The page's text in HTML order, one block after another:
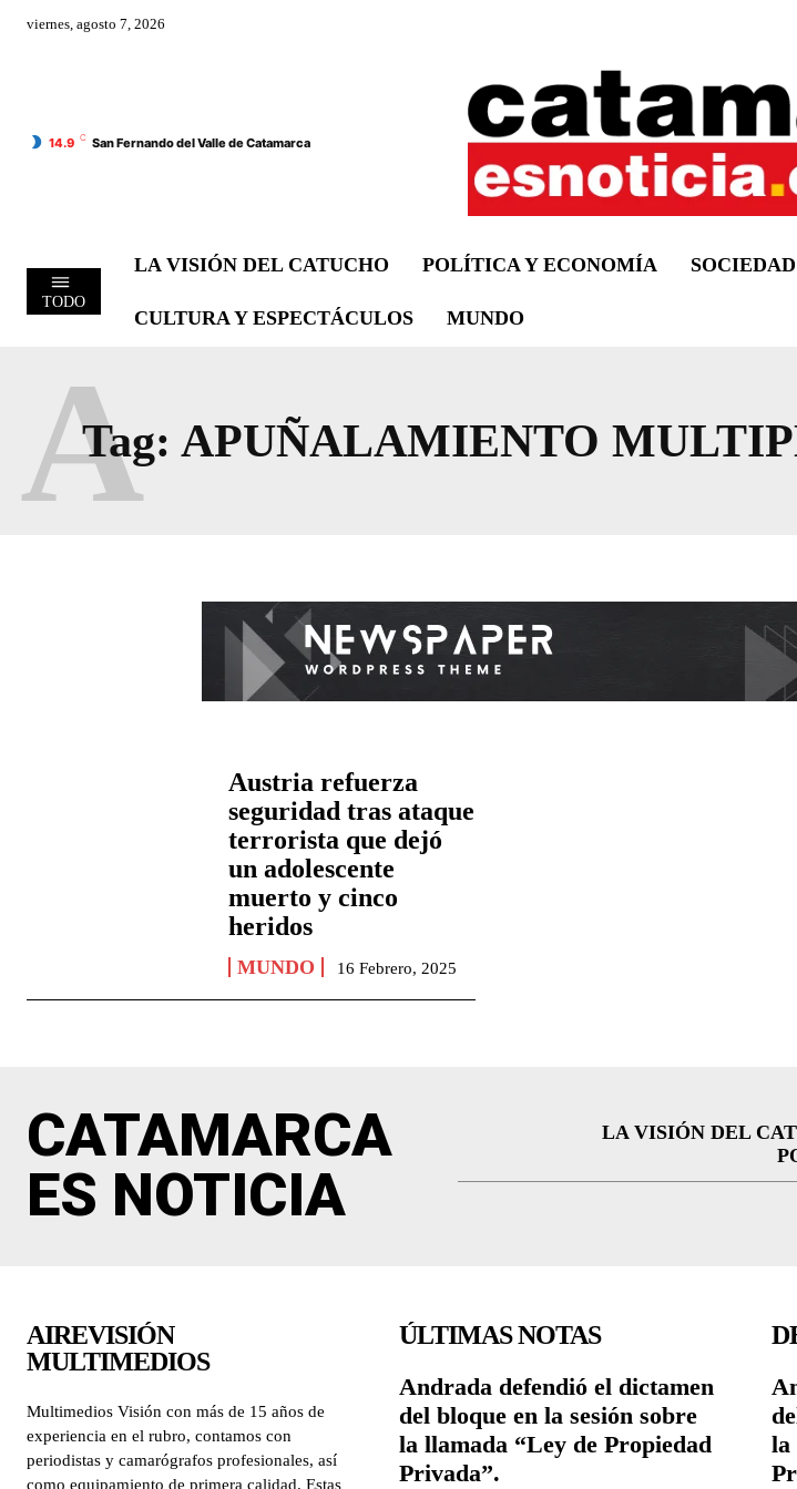
viernes, agosto 7, 2026
14.9 C San Fernando del Valle de Catamarca
TODO
LA VISIÓN DEL CATUCHO POLÍTICA Y ECONOMÍA SOCIEDAD
CULTURA Y ESPECTÁCULOS MUNDO
Tag: APUÑALAMIENTO
A
Austria refuerza
seguridad tras ataque
terrorista que dejó
un adolescente
muerto y cinco
heridos
MUNDO 16 Febrero, 2025
CATAMARCA
ES NOTICIA
LA VISIÓN DEL
AIREVISIÓN
MULTIMEDIOS
Multimedios Visión con más de 15 años de
experiencia en el rubro, contamos con
periodistas y camarógrafos profesionales, así
como equipamiento de primera calidad. Estas
ÚLTIMAS NOTAS
Andrada defendió el dictamen
del bloque en la sesión sobre
la llamada “Ley de Propiedad
Privada”.
la